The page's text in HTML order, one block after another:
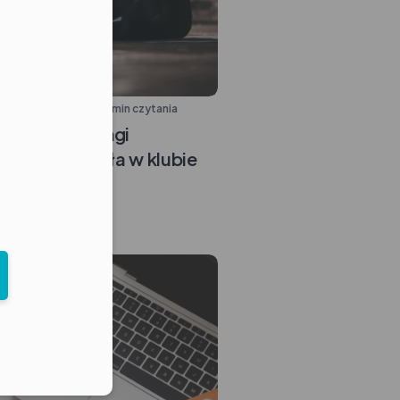
3 min czytania
czy treningi
co lepiej działa w klubie
call
w formacie E164